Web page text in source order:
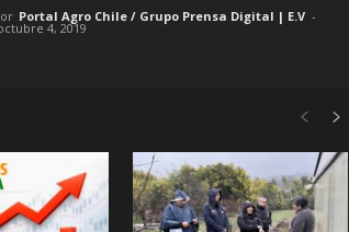
Portal Agro Chile / Grupo Prensa Digital | E.V -
4, 2019